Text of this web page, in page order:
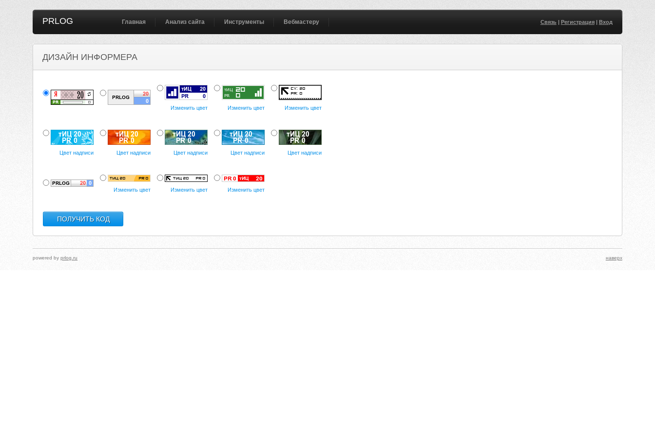
PRLOG Главная Анализ сайта Инструменты Вебмастеру Связь| Регистрация| Вход
ДИЗАЙН ИНФОРМЕРА
Изменить цвет Изменить цвет Изменить цвет
Цвет надписи Цвет надписи Цвет надписи Цвет надписи Цвет надписи
Изменить цвет Изменить цвет Изменить цвет
powered byprlog.ru наверх